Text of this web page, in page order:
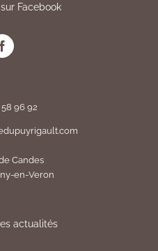
Facebook
58 96 92
Candes
en-Veron
actualités